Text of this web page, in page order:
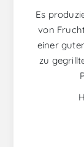
Es
von
einer
zu